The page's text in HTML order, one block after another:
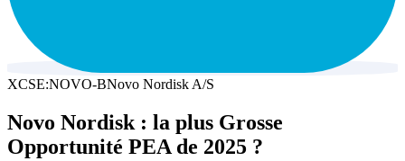
XCSE:NOVO-BNovo Nordisk A/S
Novo Nordisk : la plus Grosse
Opportunité PEA de 2025 ?